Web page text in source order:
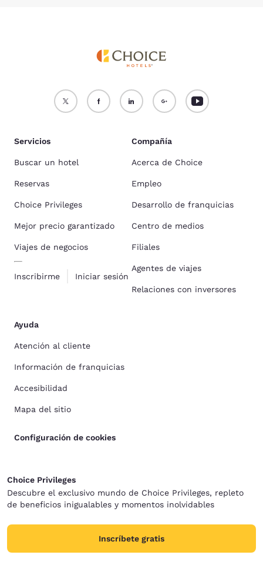
Servicios
Buscar un hotel
Reservas
Choice Privileges
Mejor precio garantizado
Viajes de negocios
Inscribirme Iniciar sesión
Compañía
Acerca de Choice
Empleo
Desarrollo de franquicias
Centro de medios
Filiales
Agentes de viajes
Relaciones con inversores
Ayuda
Atención al cliente
Información de franquicias
Accesibilidad
Mapa del sitio
Configuración de cookies
Choice Privileges
Descubre el exclusivo mundo de Choice Privileges, repleto
de beneficios inigualables y momentos inolvidables
Inscríbete gratis